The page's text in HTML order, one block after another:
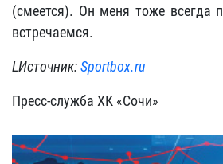
(смеется). Он меня тоже всегда
встречаемся.
LИсточник:Sportbox.ru
Пресс-служба ХК «Сочи»